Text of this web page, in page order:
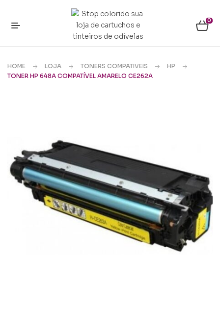
0
HOME LOJA TONERS COMPATIVEIS
HP
TONER HP 648A COMPATÍVEL AMARELO CE262A